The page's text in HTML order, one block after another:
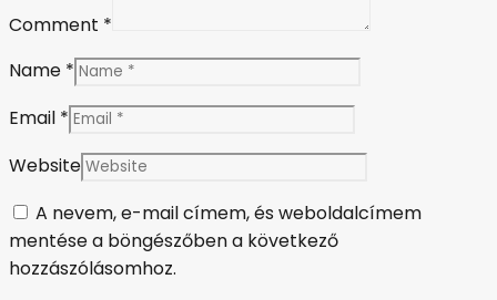
Comment *
Name *
Email *
Website
A nevem, e-mail címem, és weboldalcímem
mentése a böngészőben a következő
hozzászólásomhoz.